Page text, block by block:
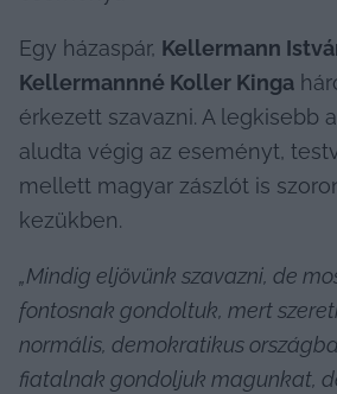
Egy házaspár, Kellermann
Kellermannné Koller Kinga
érkezett szavazni. A legkisebb
aludta végig az eseményt,
mellett magyar zászlót is
kezükben.
„Mindig eljövünk szavazni, de
fontosnak gondoltuk, mert
normális, demokratikus
fiatalnak gondoljuk magunkat,